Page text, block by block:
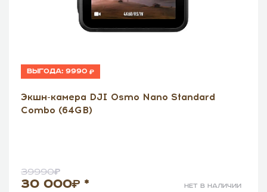
Выгода: 9990
Экшн-камера DJI Osmo Nano Standard
Combo (64GB)
30 000 *
39990
нет в наличии